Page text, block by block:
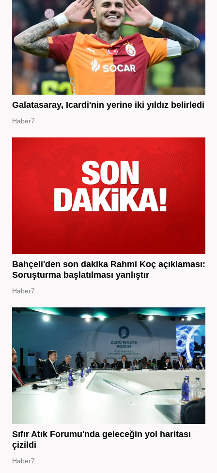
Galatasaray, Icardi'nin yerine iki yıldız belirledi
Haber7
Bahçeli'den son dakika Rahmi Koç açıklaması:
Soruşturma başlatılması yanlıştır
Haber7
Sıfır Atık Forumu'nda geleceğin yol haritası
çizildi
Haber7